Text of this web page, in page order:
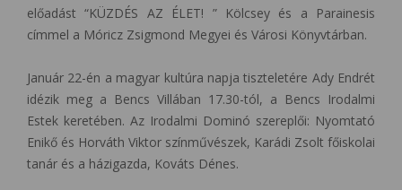
előadást “KÜZDÉS AZ ÉLET! ” Kölcsey és a Parainesis
címmel a Móricz Zsigmond Megyei és Városi Könyvtárban.
Január 22-én a magyar kultúra napja tiszteletére Ady Endrét
idézik meg a Bencs Villában 17.30-tól, a Bencs Irodalmi
Estek keretében. Az Irodalmi Dominó szereplői: Nyomtató
Enikő és Horváth Viktor színművészek, Karádi Zsolt főiskolai
tanár és a házigazda, Kováts Dénes.